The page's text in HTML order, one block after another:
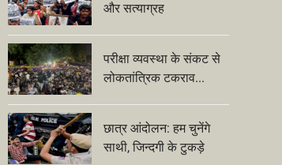
और सत्याग्रह
परीक्षा व्यवस्था के संकट से
लोकतांत्रिक टकराव...
छात्र आंदोलन: हम चुनेंगे
साथी, जिन्दगी के टुकड़े